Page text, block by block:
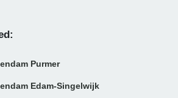
Purmer
Edam-Singelwijk